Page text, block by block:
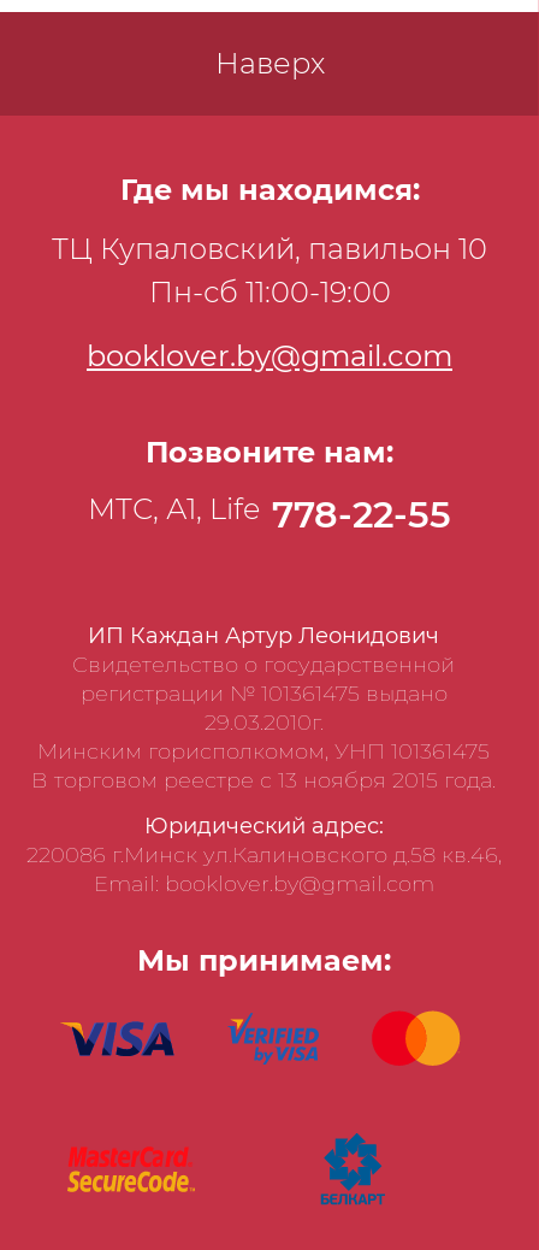
Наверх
ИП Каждан Артур Леонидович
Свидетельство о государственной
регистрации № 101361475 выдано
29.03.2010г.
Минским горисполкомом, УНП 101361475
В торговом реестре с 13 ноября 2015 года.
Юридический адрес:
220086 г.Минск ул.Калиновского д.58 кв.46,
Email: booklover.by@gmail.com
Мы принимаем:
Где мы находимся:
ТЦ Купаловский, павильон 10
Пн-сб 11:00-19:00
booklover.by@gmail.com
Позвоните нам:
МТС, А1, Life 778-22-55